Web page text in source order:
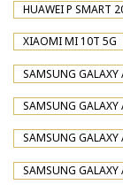
HUAWEI P SMART
XIAOMI MI 10T 5G
SAMSUNG
SAMSUNG
SAMSUNG
SAMSUNG